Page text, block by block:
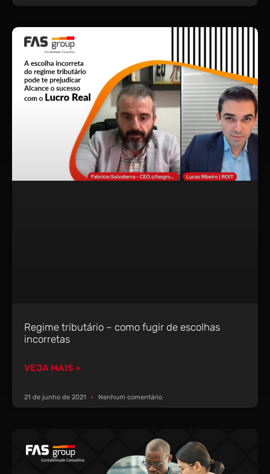
Regime tributário – como fugir de escolhas
incorretas
VEJA MAIS +
21 de junho de 2021 Nenhum comentário